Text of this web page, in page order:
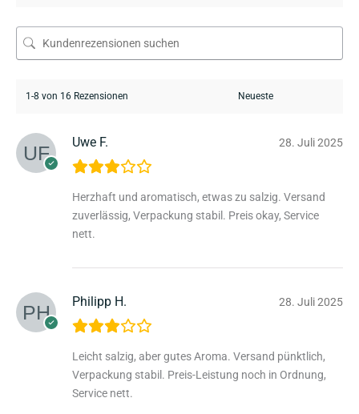
1-8 von 16 Rezensionen
Uwe F. 28. Juli 2025
Herzhaft und aromatisch, etwas zu salzig. Versand
zuverlässig, Verpackung stabil. Preis okay, Service
nett.
Philipp H. 28. Juli 2025
Leicht salzig, aber gutes Aroma. Versand pünktlich,
Verpackung stabil. Preis-Leistung noch in Ordnung,
Service nett.